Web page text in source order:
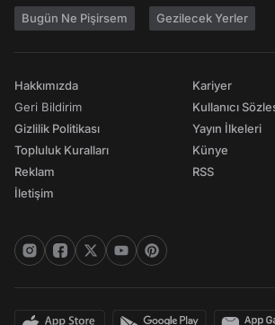
Bugün Ne Pişirsem Gezilecek Yerler
Hakkımızda
Geri Bildirim
Gizlilik Politikası
Topluluk Kuralları
Reklam
İletişim
Kariyer
Kullanıcı
Yayın İlkeleri
Künye
RSS